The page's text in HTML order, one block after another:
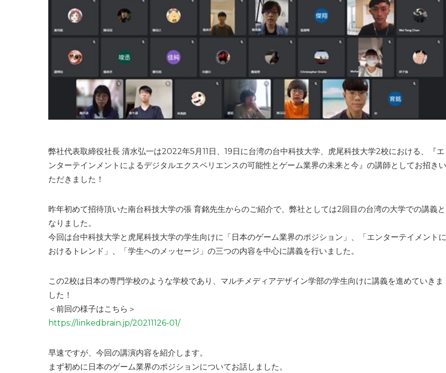
弊社代表取締役社長 清水弘一は2022年5月11日、19日に台湾の台中科技大学、虎尾科技大学2校における、『エ
ンターテインメントによるデジタルエクスペリエンスの可能性とゲーム業界の未来と今』の講師としてお招きい
ただきました！
昨年初めて招待頂いた南台科技大学の張 育銘先生からのご紹介で、弊社としては2回目の台湾の大学での講義と
なりました。
今回は台中科技大学と虎尾科技大学の学生向けに「日本のゲーム業界のポジション」、「エンターテイメントに
おけるトレンド」、「学生へのメッセージ」の三つの内容を中心に講義を行いました。
この2校は日本の専門学校のような学校であり、マルチメディアデザイン学部の学生向けに講義を進めていきま
した！
＜前回の様子はこちら＞
https://linkedbrain.jp/20211126-01/
早速ですが、今回の講演内容を紹介します。
まず初めに日本のゲーム業界のポジションについてお話しました。